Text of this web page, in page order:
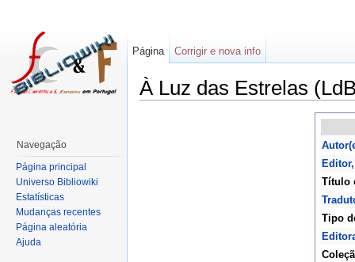
À Luz das Estrelas
Título
Tipo
Página Corrigir e nova info
Navegação
Página principal
Universo Bibliowiki
Estatísticas
Mudanças recentes
Página aleatória
Ajuda